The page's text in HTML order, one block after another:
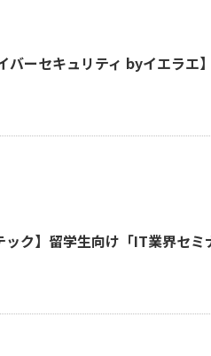
バーセキュリティ byイエラ
ック】留学生向け「IT業界セ